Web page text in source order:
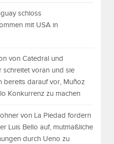
schloss
mit USA in
von Catedral und
schreitet voran und sie
bereits darauf vor, Muñoz
Konkurrenz zu machen
von La Piedad fordern
Luis Bello auf, mutmaßliche
durch Ueno zu